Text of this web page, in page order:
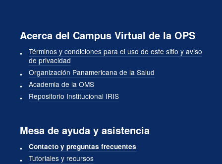
Acerca del Campus Virtual de la OPS
Términos y condiciones para el uso de este sitio y aviso
de privacidad
Organización Panamericana de la Salud
Academia de la OMS
Repositorio Institucional IRIS
Mesa de ayuda y asistencia
Contacto y preguntas frecuentes
Tutoriales y recursos